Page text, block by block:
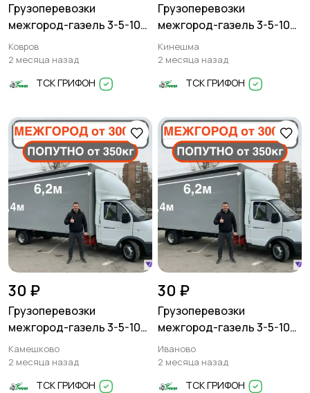
Грузоперевозки
межгород-газель 3-5-10
тонн
Ковров
2 месяца назад
ТСК ГРИФОН
Грузоперевозки
межгород-газель 3-5-10
тонн
Кинешма
2 месяца назад
ТСК ГРИФОН
30 ₽
Грузоперевозки
межгород-газель 3-5-10
тонн
Камешково
2 месяца назад
ТСК ГРИФОН
30 ₽
Грузоперевозки
межгород-газель 3-5-10
тонн
Иваново
2 месяца назад
ТСК ГРИФОН